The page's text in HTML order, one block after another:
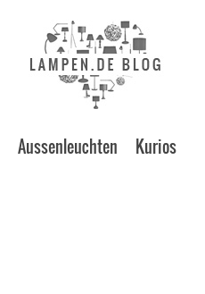
Aussenleuchten Kurios